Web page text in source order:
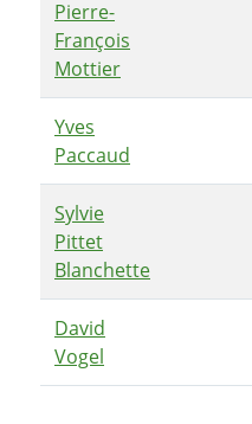
Pierre-
François
Mottier
Yves
Paccaud
Sylvie
Pittet
Blanchette
David
Vogel